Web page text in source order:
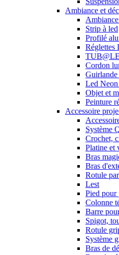
Ambiance et
Strip à led
Profilé
Réglettes
Cordon
Guirlande
Led
Objet et
Peinture
Accessoire
Système
Crochet,
Platine et
Bras
Bras
Rotule
Lest
Pied pour
Colonne
Barre
Spigot,
Rotule
Système
Bras de